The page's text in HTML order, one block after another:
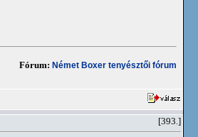
Fórum: Német Boxer tenyésztői fórum
[393.]